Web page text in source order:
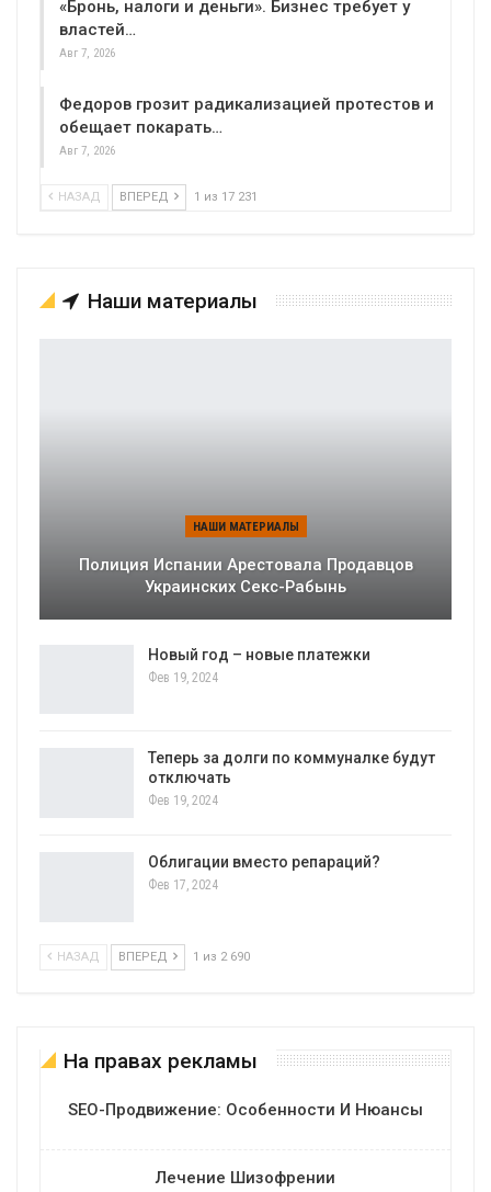
«Бронь, налоги и деньги». Бизнес требует у
властей…
Авг 7, 2026
Федоров грозит радикализацией протестов и
обещает покарать…
Авг 7, 2026
НАЗАД ВПЕРЕД 1 из 17 231
Наши материалы
НАШИ МАТЕРИАЛЫ
Полиция Испании Арестовала Продавцов
Украинских Секс-Рабынь
Новый год – новые платежки
Фев 19, 2024
Теперь за долги по коммуналке будут
отключать
Фев 19, 2024
Облигации вместо репараций?
Фев 17, 2024
НАЗАД ВПЕРЕД 1 из 2 690
На правах рекламы
SEO-Продвижение: Особенности И Нюансы
Лечение Шизофрении